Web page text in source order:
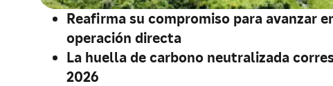
Reafirma su compromiso para avanzar
operación directa
La huella de carbono neutralizada
2026